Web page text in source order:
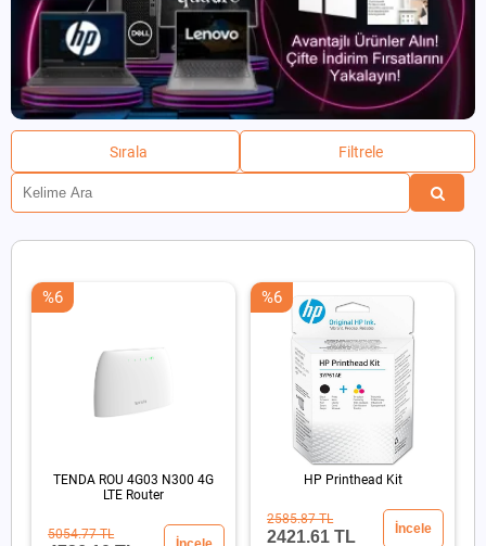
Sırala Filtrele
TENDA ROU 4G03 N300 4G
LTE Router
%6
5054.77 TL
HP Printhead Kit
%6
2585.87 TL
2421.61 TL İncele